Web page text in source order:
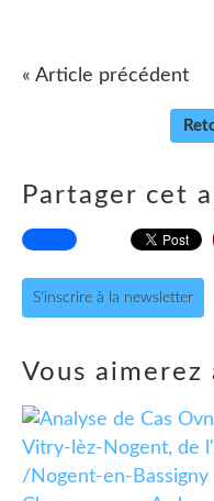
« Article précédent
Partager cet
S'inscrire à la newsletter
Vous aimerez